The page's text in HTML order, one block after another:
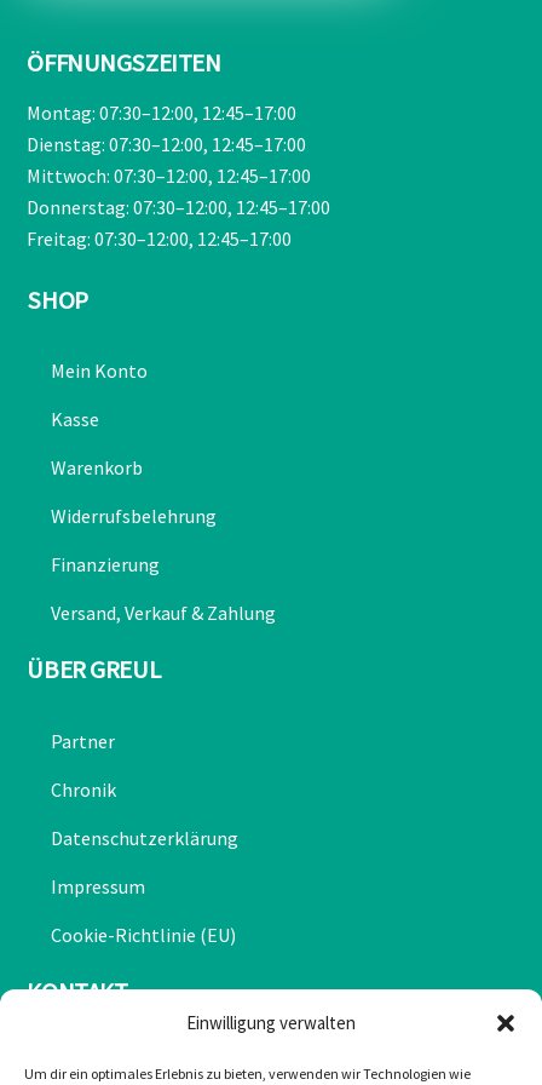
Einwilligung verwalten
Um dir ein optimales Erlebnis zu bieten, verwenden wir Technologien wie
ÖFFNUNGSZEITEN
Montag: 07:30–12:00, 12:45–17:00
Dienstag: 07:30–12:00, 12:45–17:00
Mittwoch: 07:30–12:00, 12:45–17:00
Donnerstag: 07:30–12:00, 12:45–17:00
Freitag: 07:30–12:00, 12:45–17:00
SHOP
Mein Konto
Kasse
Warenkorb
Widerrufsbelehrung
Finanzierung
Versand, Verkauf & Zahlung
ÜBER GREUL
Partner
Chronik
Datenschutzerklärung
Impressum
Cookie-Richtlinie (EU)
KONTAKT